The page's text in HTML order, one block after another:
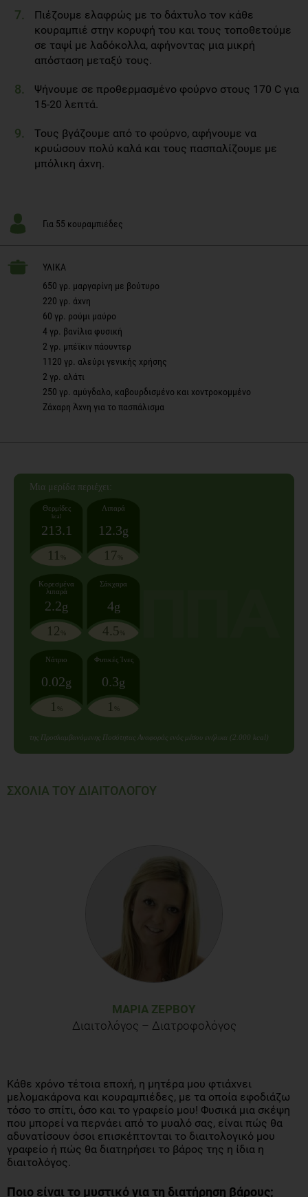
Πιέζουμε ελαφρώς με το δάχτυλο τον κάθε
κουραμπιέ στην κορυφή του και τους τοποθετούμε
σε ταψί με λαδόκολλα, αφήνοντας μια μικρή
απόσταση μεταξύ τους.
Ψήνουμε σε προθερμασμένο φούρνο στους 170 C για
15-20 λεπτά.
Τους βγάζουμε από το φούρνο, αφήνουμε να
κρυώσουν πολύ καλά και τους πασπαλίζουμε με
μπόλικη άχνη.
Για 55 κουραμπιέδες
ΥΛΙΚΑ
650 γρ. μαργαρίνη με βούτυρο
220 γρ. άχνη
60 γρ. ρούμι μαύρο
4 γρ. βανίλια φυσική
2 γρ. μπέϊκιν πάουντερ
1120 γρ. αλεύρι γενικής χρήσης
2 γρ. αλάτι
250 γρ. αμύγδαλο, καβουρδισμένο και χοντροκομμένο
Ζάχαρη Άχνη για το πασπάλισμα
Mια μερίδα περιέχει:
Θερμίδες
kcal
213.1
11 %
Λιπαρά
12.3g
17 %
Κορεσμένα
λιπαρά
2.2g
12 %
Σάκχαρα
4g
4.5 %
Νάτριο
0.02g
1 %
Φυτικές Ίνες
0.3g
1 %
της Προσλαμβανόμενης Ποσότητας Αναφοράς ενός μέσου ενήλικα (2.000 kcal)
ΣΧΟΛΙΑ ΤΟΥ ΔΙΑΙΤΟΛΟΓΟΥ
ΜΑΡΊΑ ΖΕΡΒΟΎ
Διαιτολόγος – Διατροφολόγος
Κάθε χρόνο τέτοια εποχή, η μητέρα μου φτιάχνει
μελομακάρονα και κουραμπιέδες, με τα οποία εφοδιάζω
τόσο το σπίτι, όσο και το γραφείο μου! Φυσικά μια σκέψη
που μπορεί να περνάει από το μυαλό σας, είναι πώς θα
αδυνατίσουν όσοι επισκέπτονται το διαιτολογικό μου
γραφείο ή πώς θα διατηρήσει το βάρος της η ίδια η
διαιτολόγος.
Ποιο είναι το μυστικό για τη διατήρηση βάρους;